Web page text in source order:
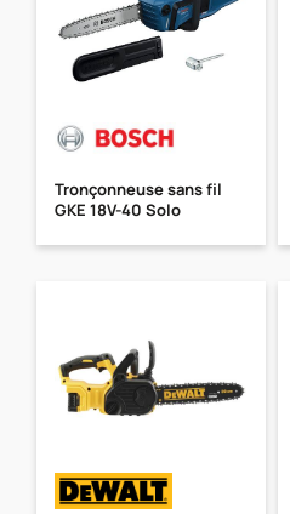
Tronçonneuse sans fil
GKE 18V-40 Solo